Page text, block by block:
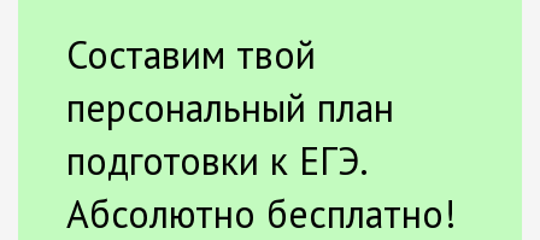
Составим твой
персональный план
подготовки к ЕГЭ.
Абсолютно бесплатно!